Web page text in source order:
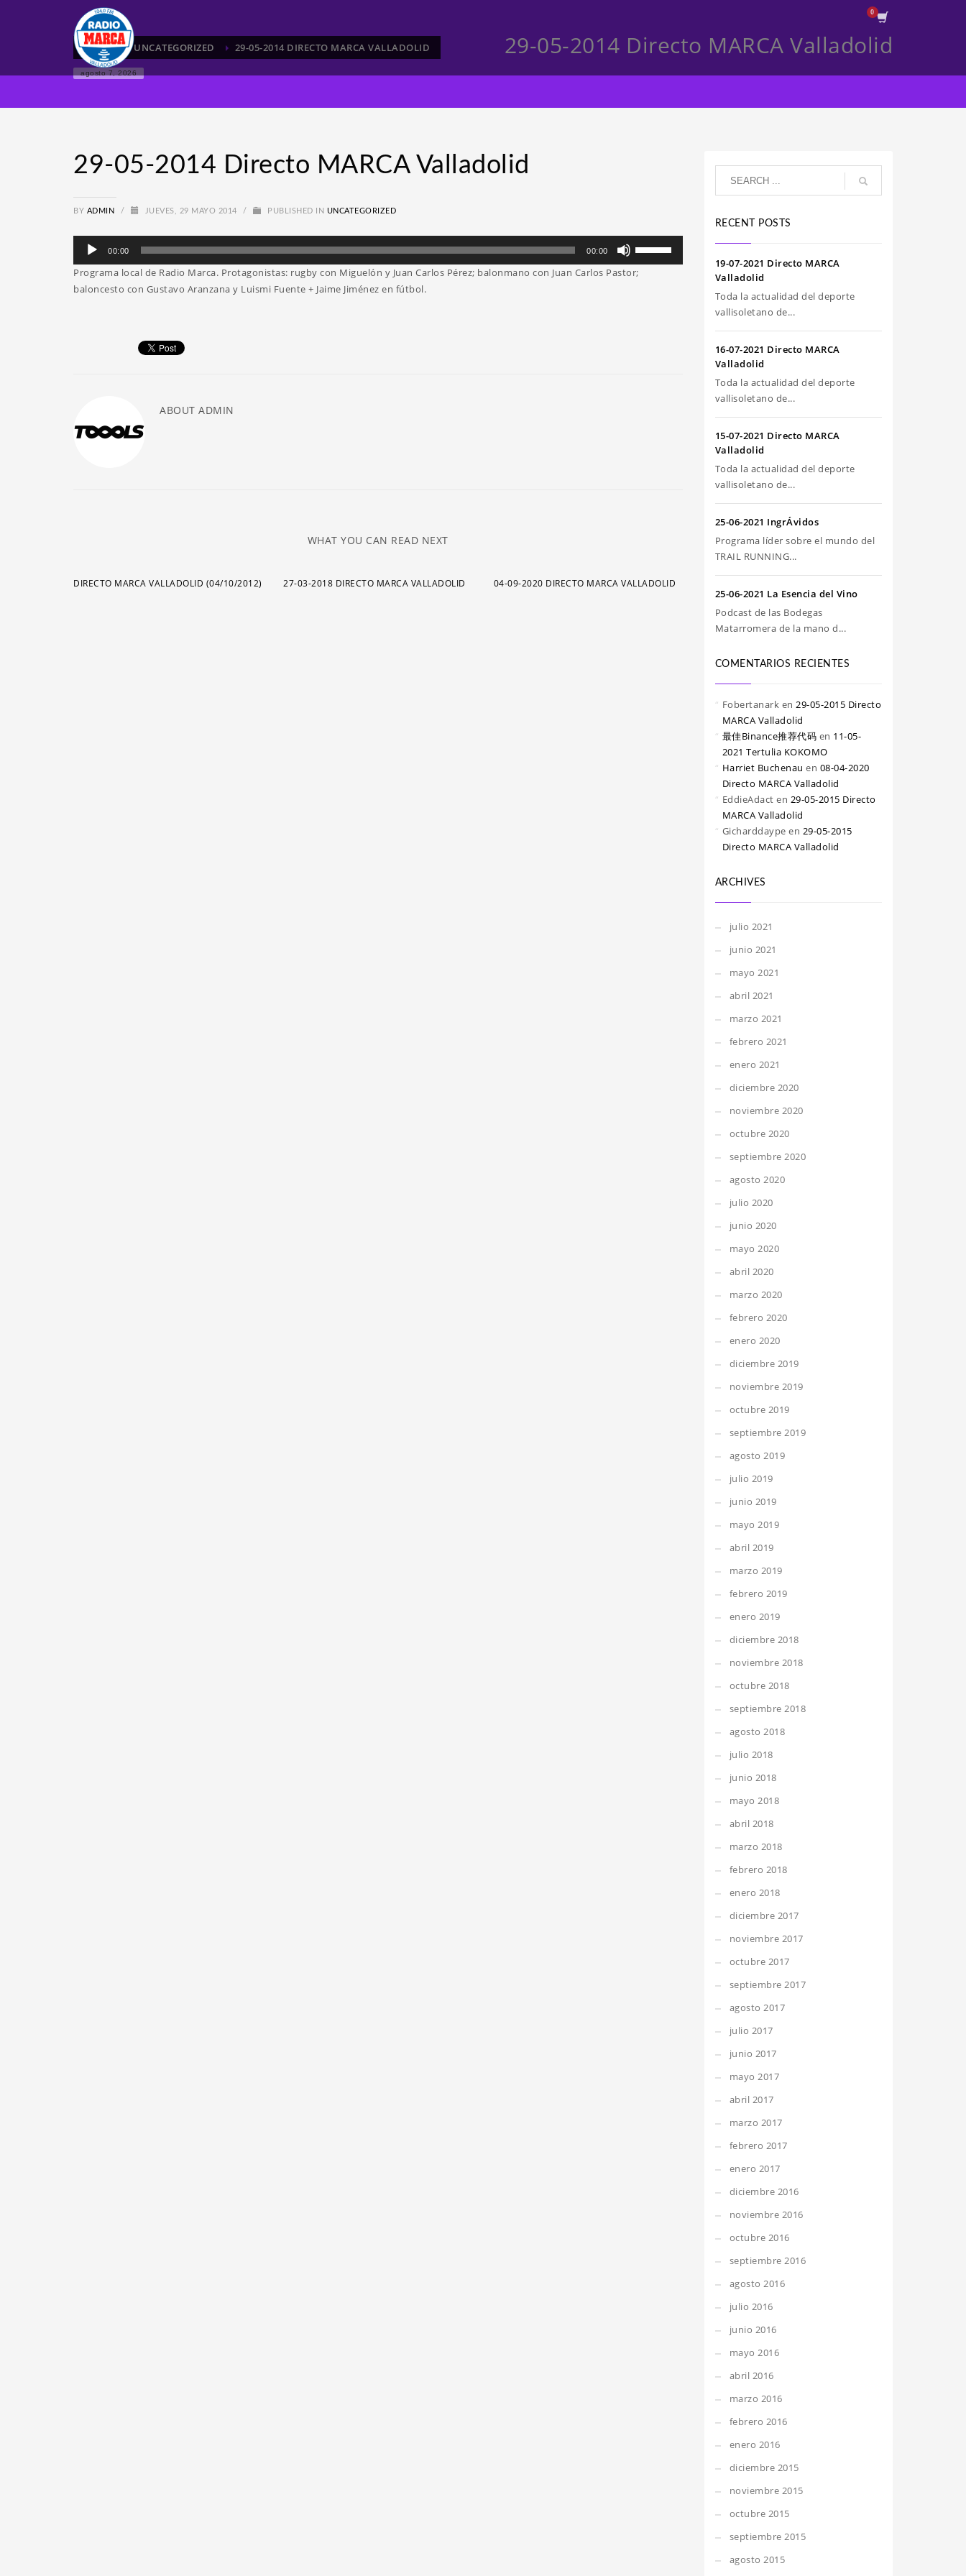
HOME UNCATEGORIZED 29-05-2014 DIRECTO MARCA VALLADOLID
agosto 7, 2026
29-05-2014 Directo MARCA Valladolid
29-05-2014 Directo MARCA Valladolid
BY ADMIN / JUEVES, 29 MAYO 2014 / PUBLISHED IN UNCATEGORIZED
Reproductor
audio
00:00 00:00
teclas
Programa local de Radio Marca. Protagonistas: rugby con Miguelón y Juan Carlos Pérez; balonmano con Juan Carlos Pastor;
baloncesto con Gustavo Aranzana y Luismi Fuente + Jaime Jiménez en fútbol.
ABOUT ADMIN
WHAT YOU CAN READ NEXT
DIRECTO MARCA VALLADOLID (04/10/2012) 27-03-2018 DIRECTO MARCA VALLADOLID 04-09-2020 DIRECTO MARCA VALLADOLID
RECENT POSTS
19-07-2021 Directo MARCA
Valladolid
Toda la actualidad del deporte
vallisoletano de...
16-07-2021 Directo MARCA
Valladolid
Toda la actualidad del deporte
vallisoletano de...
15-07-2021 Directo MARCA
Valladolid
Toda la actualidad del deporte
vallisoletano de...
25-06-2021 IngrÁvidos
Programa líder sobre el mundo del
TRAIL RUNNING...
25-06-2021 La Esencia del Vino
Podcast de las Bodegas
Matarromera de la mano d...
COMENTARIOS RECIENTES
Fobertanark en 29-05-2015 Directo
MARCA Valladolid
最佳Binance推荐代码 en 11-05-
2021 Tertulia KOKOMO
Harriet Buchenau en 08-04-2020
Directo MARCA Valladolid
EddieAdact en 29-05-2015 Directo
MARCA Valladolid
Gicharddaype en 29-05-2015
Directo MARCA Valladolid
ARCHIVES
julio 2021
junio 2021
mayo 2021
abril 2021
marzo 2021
febrero 2021
enero 2021
diciembre 2020
noviembre 2020
octubre 2020
septiembre 2020
agosto 2020
julio 2020
junio 2020
mayo 2020
abril 2020
marzo 2020
febrero 2020
enero 2020
diciembre 2019
noviembre 2019
octubre 2019
septiembre 2019
agosto 2019
julio 2019
junio 2019
mayo 2019
abril 2019
marzo 2019
febrero 2019
enero 2019
diciembre 2018
noviembre 2018
octubre 2018
septiembre 2018
agosto 2018
julio 2018
junio 2018
mayo 2018
abril 2018
marzo 2018
febrero 2018
enero 2018
diciembre 2017
noviembre 2017
octubre 2017
septiembre 2017
agosto 2017
julio 2017
junio 2017
mayo 2017
abril 2017
marzo 2017
febrero 2017
enero 2017
diciembre 2016
noviembre 2016
octubre 2016
septiembre 2016
agosto 2016
julio 2016
junio 2016
mayo 2016
abril 2016
marzo 2016
febrero 2016
enero 2016
diciembre 2015
noviembre 2015
octubre 2015
septiembre 2015
agosto 2015